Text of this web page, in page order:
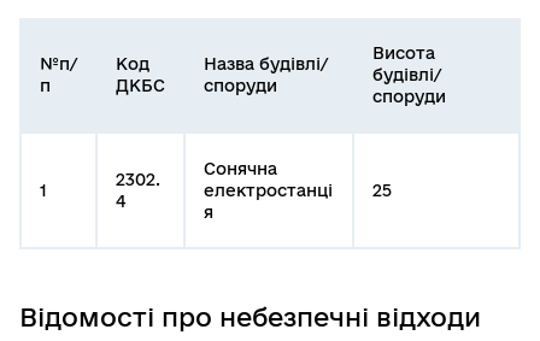
№п/
п
Код
ДКБС
Назва будівлі/
споруди
Висота
будівлі/
споруди
1
2302.
4
Сонячна
електростанці
я
25
Відомості про небезпечні відходи